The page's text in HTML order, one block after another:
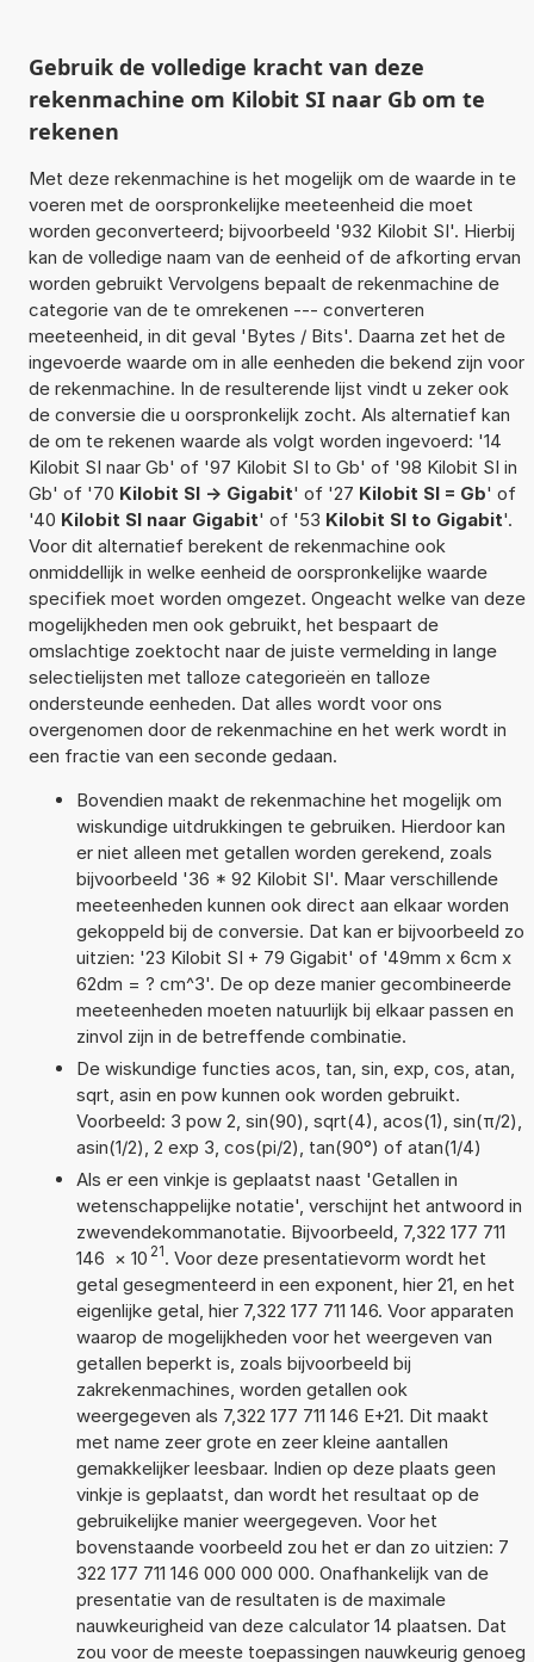
Gebruik de volledige kracht van deze
rekenmachine om Kilobit SI naar Gb om te
rekenen
Met deze rekenmachine is het mogelijk om de waarde in te
voeren met de oorspronkelijke meeteenheid die moet
worden geconverteerd; bijvoorbeeld '932 Kilobit SI'. Hierbij
kan de volledige naam van de eenheid of de afkorting ervan
worden gebruikt Vervolgens bepaalt de rekenmachine de
categorie van de te omrekenen --- converteren
meeteenheid, in dit geval 'Bytes / Bits'. Daarna zet het de
ingevoerde waarde om in alle eenheden die bekend zijn voor
de rekenmachine. In de resulterende lijst vindt u zeker ook
de conversie die u oorspronkelijk zocht. Als alternatief kan
de om te rekenen waarde als volgt worden ingevoerd: '14
Kilobit SI naar Gb' of '97 Kilobit SI to Gb' of '98 Kilobit SI in
Gb' of '70 Kilobit SI -> Gigabit' of '27 Kilobit SI = Gb' of
'40 Kilobit SI naar Gigabit' of '53 Kilobit SI to Gigabit'.
Voor dit alternatief berekent de rekenmachine ook
onmiddellijk in welke eenheid de oorspronkelijke waarde
specifiek moet worden omgezet. Ongeacht welke van deze
mogelijkheden men ook gebruikt, het bespaart de
omslachtige zoektocht naar de juiste vermelding in lange
selectielijsten met talloze categorieën en talloze
ondersteunde eenheden. Dat alles wordt voor ons
overgenomen door de rekenmachine en het werk wordt in
een fractie van een seconde gedaan.
Bovendien maakt de rekenmachine het mogelijk om
wiskundige uitdrukkingen te gebruiken. Hierdoor kan
er niet alleen met getallen worden gerekend, zoals
bijvoorbeeld '36 * 92 Kilobit SI'. Maar verschillende
meeteenheden kunnen ook direct aan elkaar worden
gekoppeld bij de conversie. Dat kan er bijvoorbeeld zo
uitzien: '23 Kilobit SI + 79 Gigabit' of '49mm x 6cm x
62dm = ? cm^3'. De op deze manier gecombineerde
meeteenheden moeten natuurlijk bij elkaar passen en
zinvol zijn in de betreffende combinatie.
De wiskundige functies acos, tan, sin, exp, cos, atan,
sqrt, asin en pow kunnen ook worden gebruikt.
Voorbeeld: 3 pow 2, sin(90), sqrt(4), acos(1), sin(π/2),
asin(1/2), 2 exp 3, cos(pi/2), tan(90°) of atan(1/4)
Als er een vinkje is geplaatst naast 'Getallen in
wetenschappelijke notatie', verschijnt het antwoord in
zwevendekommanotatie. Bijvoorbeeld, 7,322 177 711
146 × 10 21. Voor deze presentatievorm wordt het
getal gesegmenteerd in een exponent, hier 21, en het
eigenlijke getal, hier 7,322 177 711 146. Voor apparaten
waarop de mogelijkheden voor het weergeven van
getallen beperkt is, zoals bijvoorbeeld bij
zakrekenmachines, worden getallen ook
weergegeven als 7,322 177 711 146 E+21. Dit maakt
met name zeer grote en zeer kleine aantallen
gemakkelijker leesbaar. Indien op deze plaats geen
vinkje is geplaatst, dan wordt het resultaat op de
gebruikelijke manier weergegeven. Voor het
bovenstaande voorbeeld zou het er dan zo uitzien: 7
322 177 711 146 000 000 000. Onafhankelijk van de
presentatie van de resultaten is de maximale
nauwkeurigheid van deze calculator 14 plaatsen. Dat
zou voor de meeste toepassingen nauwkeurig genoeg